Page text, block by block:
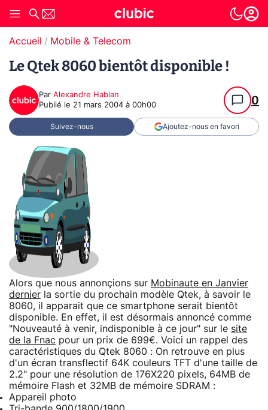
Accueil Mobile & Telecom
Le Qtek 8060 bientôt disponible !
Par Alexandre Habian
Publié le 21 mars 2004 à 00h00 0
Suivez-nous Ajoutez-nous en favori
Alors que nous annonçions sur Mobinaute en Janvier
dernier la sortie du prochain modèle Qtek, à savoir le
8060, il apparait que ce smartphone serait bientôt
disponible. En effet, il est désormais annoncé comme
"Nouveauté à venir, indisponible à ce jour" sur le site
de la Fnac pour un prix de 699€. Voici un rappel des
caractéristiques du Qtek 8060 : On retrouve en plus
d'un écran transflectif 64K couleurs TFT d'une taille de
2.2" pour une résolution de 176X220 pixels, 64MB de
mémoire Flash et 32MB de mémoire SDRAM :
Appareil photo